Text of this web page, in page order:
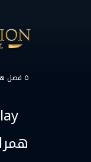
۵ فصل ها